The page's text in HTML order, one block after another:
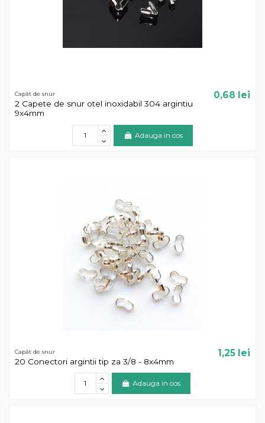
Capăt de snur
2 Capete de snur otel inoxidabil 304 argintiu
9x4mm
0,68 lei
Adauga in cos
Capăt de snur
20 Conectori argintii tip za 3/8 - 8x4mm
1,25 lei
Adauga in cos